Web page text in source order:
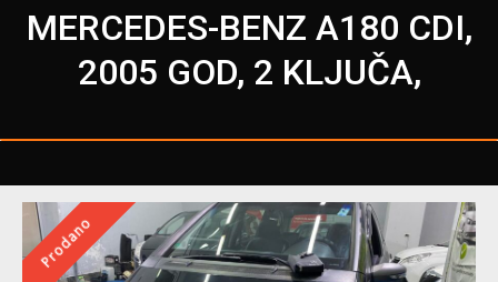
MERCEDES-BENZ A180 CDI,
2005 GOD, 2 KLJUČA,
Prodano